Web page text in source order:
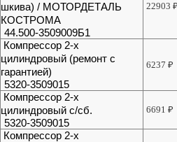
шкива) / МОТОРДЕТАЛЬ
КОСТРОМА
44.500-3509009Б1
22903
Компрессор 2-х
цилиндровый (ремонт с
гарантией)
5320-3509015
6237₽
Компрессор 2-х
цилиндровый с/сб.
5320-3509015
6691₽
Компрессор 2-х